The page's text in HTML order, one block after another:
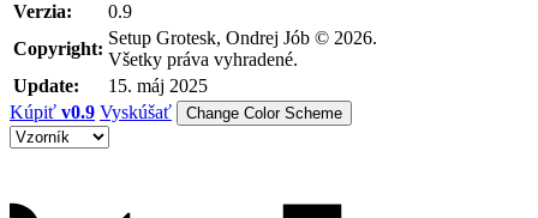
Verzia:
0.9
Copyright:
Setup Grotesk, Ondrej Jób © 2026.
Všetky práva vyhradené.
Update:
15. máj 2025
Kúpiť v0.9 Vyskúšať Change Color Scheme